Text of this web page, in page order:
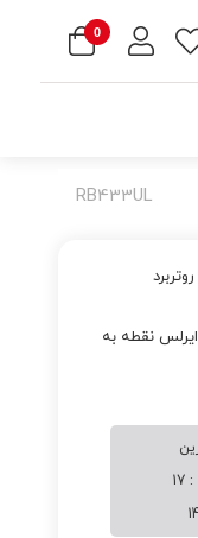
0
RB433UL
روتربرد
نقطه به
بروزرسانی : 17